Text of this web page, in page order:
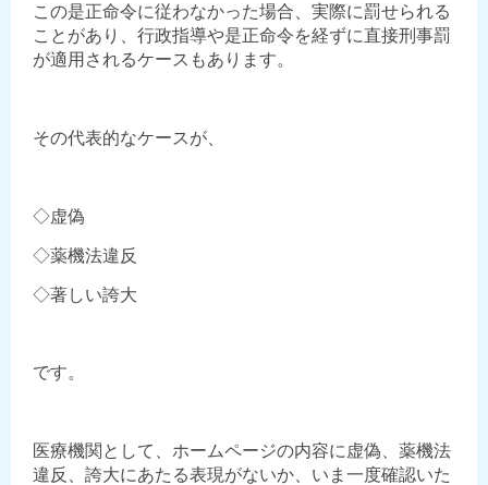
この是正命令に従わなかった場合、実際に罰せられる
ことがあり、行政指導や是正命令を経ずに直接刑事罰
が適用されるケースもあります。
その代表的なケースが、
◇虚偽
◇薬機法違反
◇著しい誇大
です。
医療機関として、ホームページの内容に虚偽、薬機法
違反、誇大にあたる表現がないか、いま一度確認いた